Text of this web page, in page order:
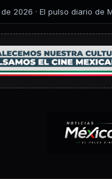
2026 · El pulso diario de